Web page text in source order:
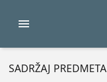
SADRŽAJ PREDMETA